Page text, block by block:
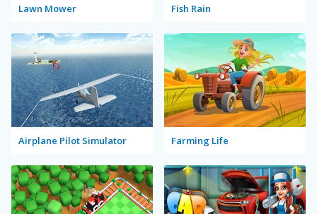
Lawn Mower Fish Rain
Airplane Pilot Simulator Farming Life